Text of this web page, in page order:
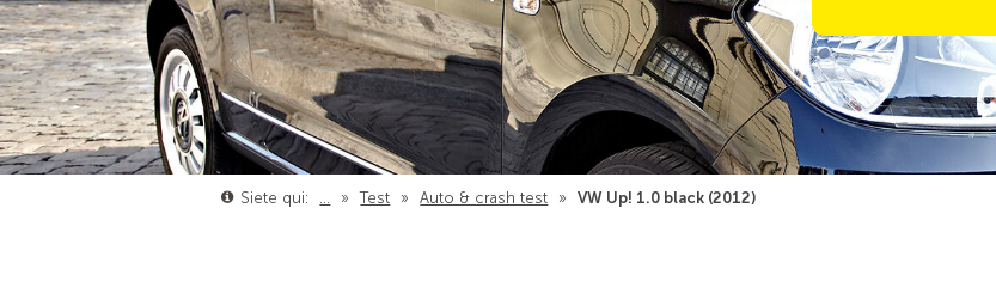
Siete qui: … » Test » Auto & crash test » VW Up! 1.0 black (2012)